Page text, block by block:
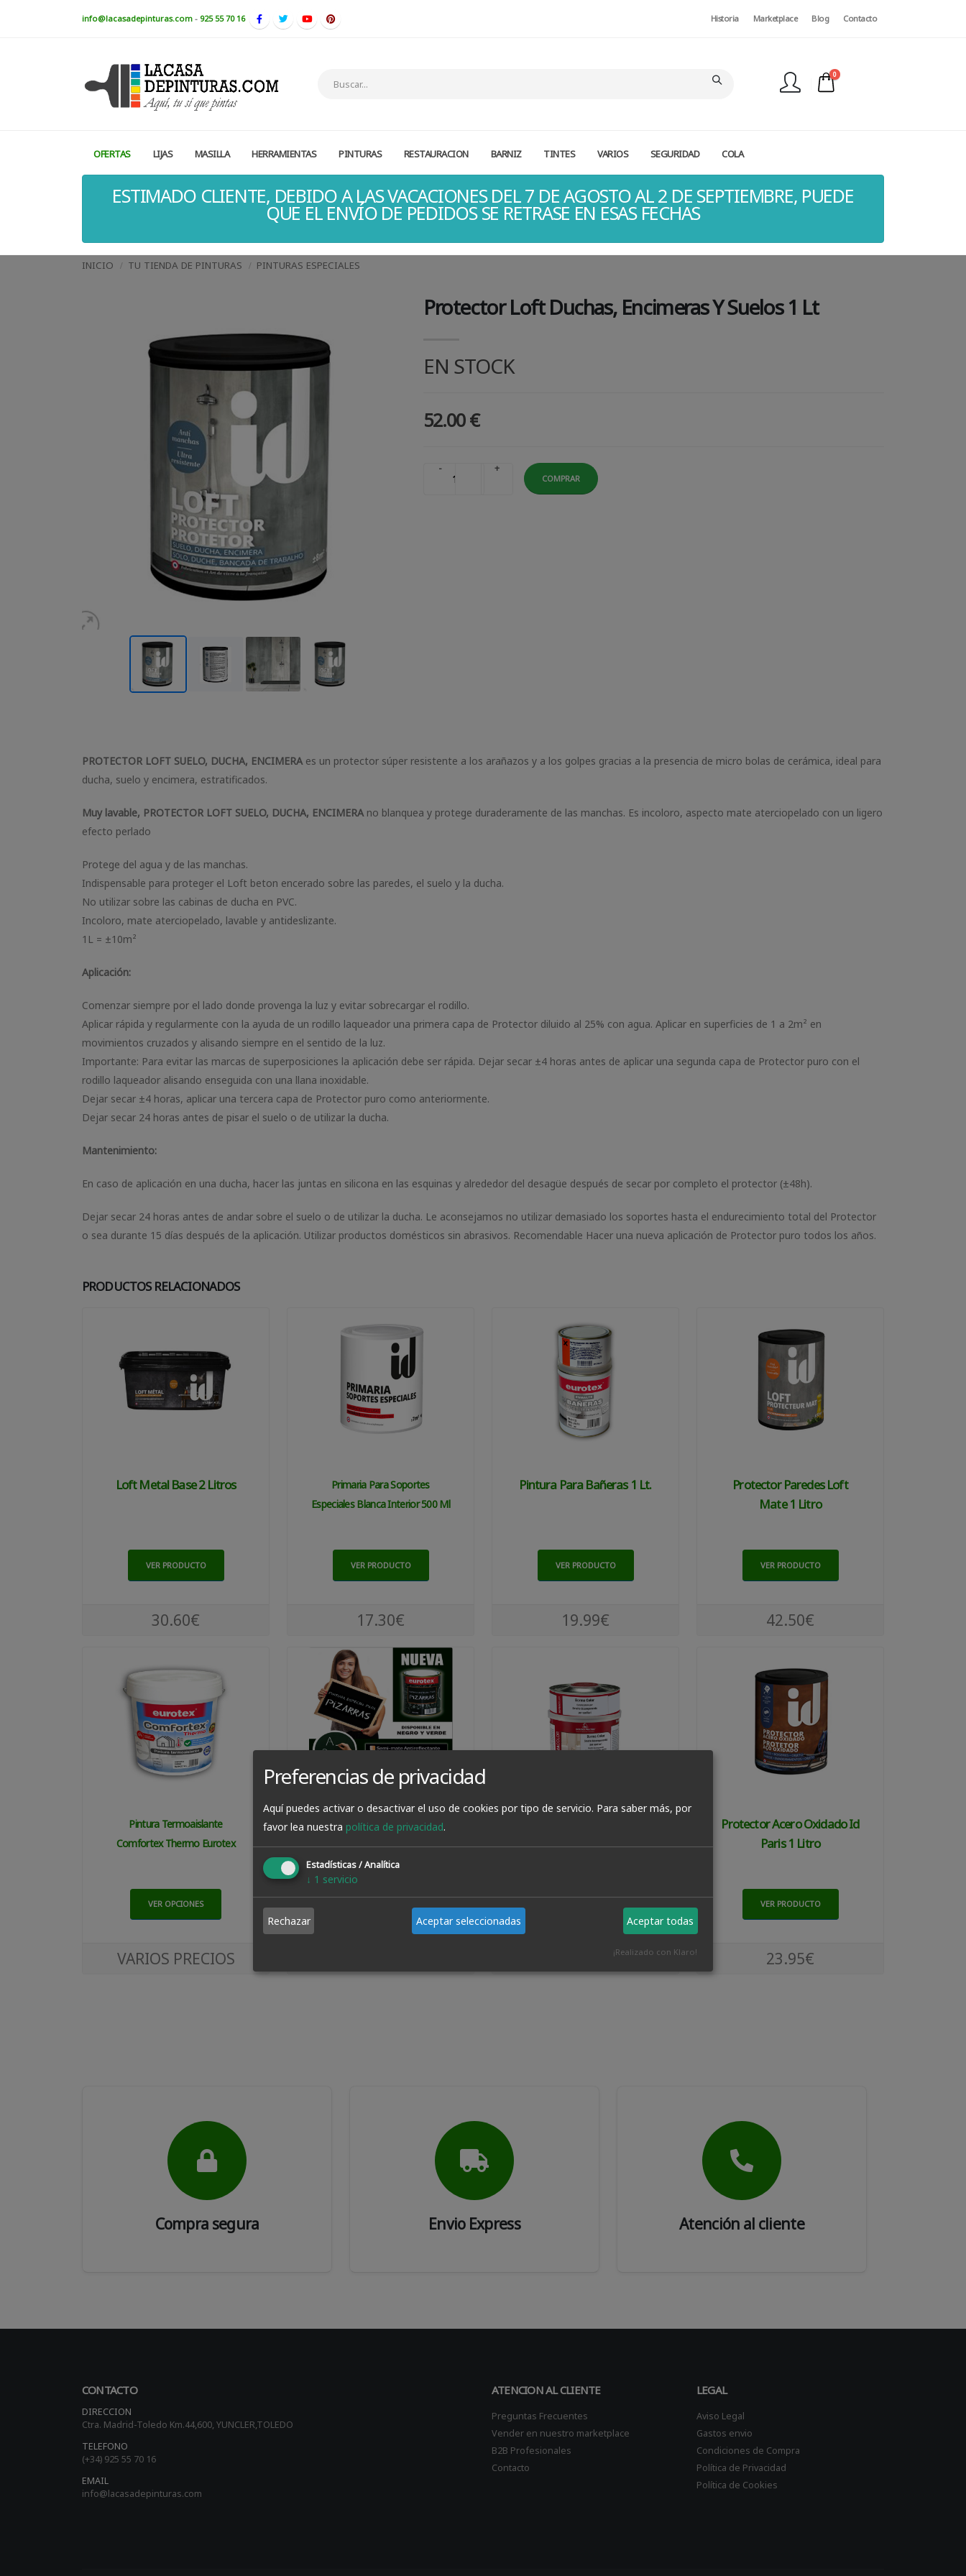
info@lacasadepinturas.com - 925 55 70 16 Historia Marketplace Blog Contacto
0
OFERTAS LIJAS MASILLA HERRAMIENTAS PINTURAS RESTAURACION BARNIZ TINTES VARIOS SEGURIDAD COLA
ESTIMADO CLIENTE, DEBIDO A LAS VACACIONES DEL 7 DE AGOSTO AL 2 DE SEPTIEMBRE, PUEDE
QUE EL ENVÍO DE PEDIDOS SE RETRASE EN ESAS FECHAS
INICIO TU TIENDA DE PINTURAS PINTURAS ESPECIALES
Protector Loft Duchas, Encimeras Y Suelos 1 Lt
EN STOCK
52.00 €
- +
COMPRAR
PROTECTOR LOFT SUELO, DUCHA, ENCIMERAes un protector súper resistente a los arañazos y a los golpes gracias a la presencia de micro bolas de cerámica, ideal para
ducha, suelo y encimera, estratificados.
Muy lavable, PROTECTOR LOFT SUELO, DUCHA, ENCIMERAno blanquea y protege duraderamente de las manchas. Es incoloro, aspecto mate aterciopelado con un ligero
efecto perlado
Protege del agua y de las manchas.
Indispensable para proteger el Loft beton encerado sobre las paredes, el suelo y la ducha.
No utilizar sobre las cabinas de ducha en PVC.
Incoloro, mate aterciopelado, lavable y antideslizante.
1L = ±10m²
Aplicación:
Comenzar siempre por el lado donde provenga la luz y evitar sobrecargar el rodillo.
Aplicar rápida y regularmente con la ayuda de un rodillo laqueador una primera capa de Protector diluido al 25% con agua. Aplicar en superficies de 1 a 2m² en
movimientos cruzados y alisando siempre en el sentido de la luz.
Importante: Para evitar las marcas de superposiciones la aplicación debe ser rápida. Dejar secar ±4 horas antes de aplicar una segunda capa de Protector puro con el
rodillo laqueador alisando enseguida con una llana inoxidable.
Dejar secar ±4 horas, aplicar una tercera capa de Protector puro como anteriormente.
Dejar secar 24 horas antes de pisar el suelo o de utilizar la ducha.
Mantenimiento:
En caso de aplicación en una ducha, hacer las juntas en silicona en las esquinas y alrededor del desagüe después de secar por completo el protector (±48h).
Dejar secar 24 horas antes de andar sobre el suelo o de utilizar la ducha. Le aconsejamos no utilizar demasiado los soportes hasta el endurecimiento total del Protector
o sea durante 15 días después de la aplicación. Utilizar productos domésticos sin abrasivos. Recomendable Hacer una nueva aplicación de Protector puro todos los años.
PRODUCTOS RELACIONADOS
Loft Metal Base 2 Litros
VER PRODUCTO
30.60€
Primaria Para Soportes
Especiales Blanca Interior 500 Ml
VER PRODUCTO
17.30€
Pintura Para Bañeras 1 Lt.
VER PRODUCTO
19.99€
Protector Paredes Loft
Mate 1 Litro
VER PRODUCTO
42.50€
Pintura Termoaislante
Comfortex Thermo Eurotex
VER OPCIONES
VARIOS PRECIOS
Pintura Especial Pizarra
Eurotex 750 Ml
Sanitarios 750 Ml
Protector Acero Oxidado Id
Paris 1 Litro
VER PRODUCTO
23.95€
Compra segura Envio Express Atención al cliente
CONTACTO
DIRECCION
Ctra. Madrid-Toledo Km.44,600, YUNCLER,TOLEDO
TELEFONO
(+34) 925 55 70 16
EMAIL
info@lacasadepinturas.com
ATENCION AL CLIENTE
Preguntas Frecuentes
Vender en nuestro marketplace
B2B Profesionales
Contacto
LEGAL
Aviso Legal
Gastos envio
Condiciones de Compra
Política de Privacidad
Política de Cookies
Preferencias de privacidad
Aquí puedes activar o desactivar el uso de cookies por tipo de servicio. Para saber más, por
favor lea nuestra política de privacidad.
Estadísticas / Analítica
↓ 1 servicio
Rechazar Aceptar seleccionadas Aceptar todas
¡Realizado con Klaro!